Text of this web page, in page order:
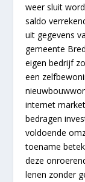
weer sluit
saldo
uit gegevens
gemeente
eigen bedrijf
een
internet
bedragen
voldoende
toename
deze
lenen zonder